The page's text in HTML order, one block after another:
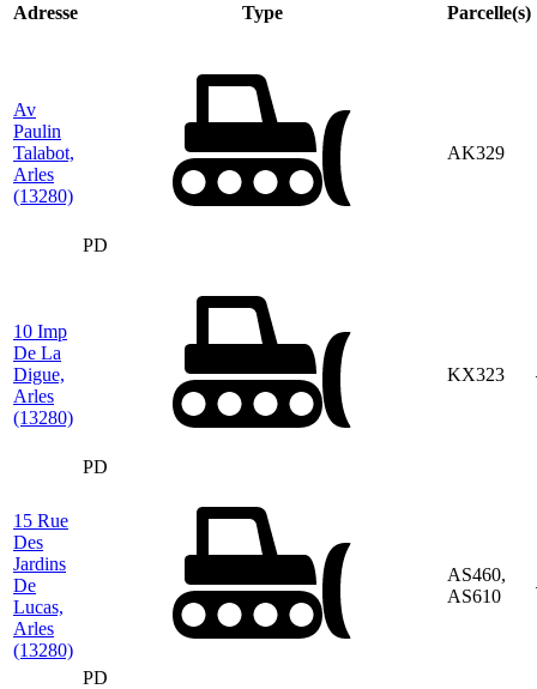
Adresse
Type Parcelle(s)
Av
Paulin
Talabot,
Arles
(13280)
PD
AK329
10 Imp
De La
Digue,
Arles
(13280)
PD
KX323
15 Rue
Des
Jardins
De
Lucas,
Arles
(13280)
PD
AS460,
AS610